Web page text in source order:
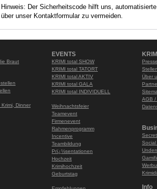
Hinweis: Der Sicherheitscode hilft uns,
über unser Kontaktformular zu vermeiden.
Braut
Dinner
EVENTS
KRIMI total SHOW
KRIMI total TATORT
KRIMI total AKTIV
KRIMI total GALA
KRIMI total INDIVIDUELL
Weihnachtsfeier
Teamevent
Firmenevent
Rahmenprogramm
Incentive
Teambildung
Prï¿½sentationen
Hochzeit
Krimihochzeit
Geburtstag
Presse
Über
AGB /
Social
Info